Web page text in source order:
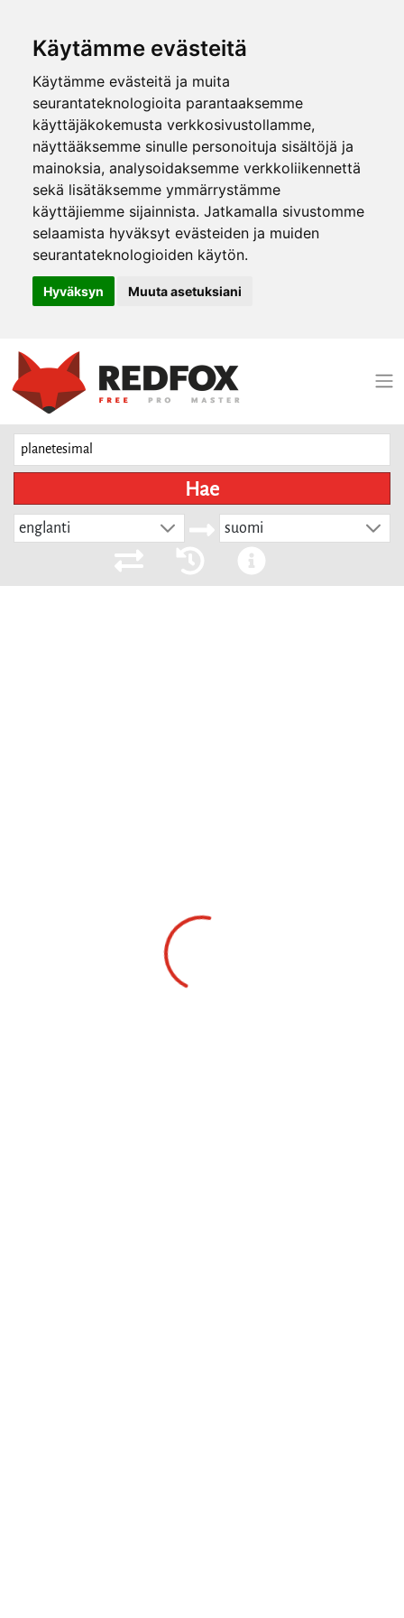
Käytämme evästeitä
Käytämme evästeitä ja muita
seurantateknologioita parantaaksemme
käyttäjäkokemusta verkkosivustollamme,
näyttääksemme sinulle personoituja sisältöjä ja
mainoksia, analysoidaksemme verkkoliikennettä
sekä lisätäksemme ymmärrystämme
käyttäjiemme sijainnista. Jatkamalla sivustomme
selaamista hyväksyt evästeiden ja muiden
seurantateknologioiden käytön.
Hyväksyn Muuta asetuksiani
Hae
englanti suomi